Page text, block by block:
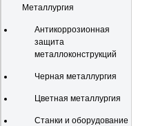
Металлургия
Антикоррозионная
защита
металлоконструкций
Черная металлургия
Цветная металлургия
Станки и оборудование